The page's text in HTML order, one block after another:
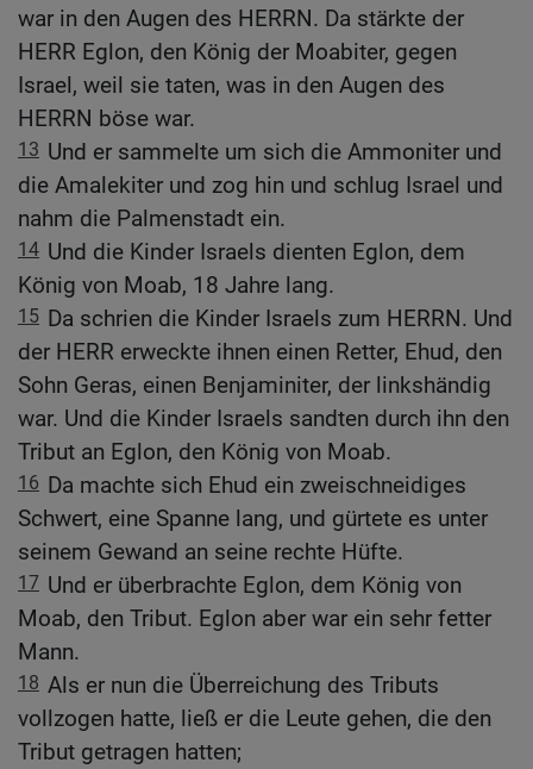
war in den Augen des HERRN. Da stärkte der
HERR Eglon, den König der Moabiter, gegen
Israel, weil sie taten, was in den Augen des
HERRN böse war.
13 Und er sammelte um sich die Ammoniter und
die Amalekiter und zog hin und schlug Israel und
nahm die Palmenstadt ein.
14 Und die Kinder Israels dienten Eglon, dem
König von Moab, 18 Jahre lang.
15 Da schrien die Kinder Israels zum HERRN. Und
der HERR erweckte ihnen einen Retter, Ehud, den
Sohn Geras, einen Benjaminiter, der linkshändig
war. Und die Kinder Israels sandten durch ihn den
Tribut an Eglon, den König von Moab.
16 Da machte sich Ehud ein zweischneidiges
Schwert, eine Spanne lang, und gürtete es unter
seinem Gewand an seine rechte Hüfte.
17 Und er überbrachte Eglon, dem König von
Moab, den Tribut. Eglon aber war ein sehr fetter
Mann.
18 Als er nun die Überreichung des Tributs
vollzogen hatte, ließ er die Leute gehen, die den
Tribut getragen hatten;